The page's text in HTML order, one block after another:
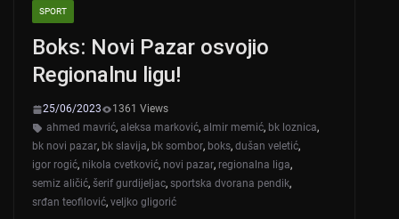
SPORT
Boks: Novi Pazar osvojio
Regionalnu ligu!
25/06/2023
1361 Views
ahmed mavrić, aleksa marković, almir memić, bk loznica,
bk novi pazar, bk slavija, bk sombor, boks, dušan veletić,
igor rogić, nikola cvetković, novi pazar, regionalna liga,
semiz aličić, šerif gurdijeljac, sportska dvorana pendik,
srđan teofilović, veljko gligorić